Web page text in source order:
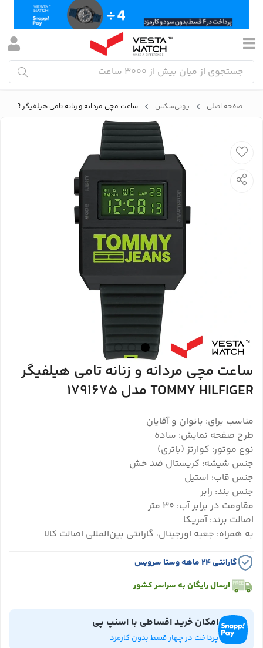
صفحه اصلی یونی‌سکس ساعت مچی مردانه و زنانه تامی هیلفیگر TOMMY HILFIGER مدل 1791675
ساعت مچی مردانه و زنانه تامی هیلفیگر
TOMMY HILFIGER مدل 1791675
مناسب برای: بانوان و آقایان
طرح صفحه نمایش: ساده
نوع موتور: کوارتز (باتری)
جنس شیشه: کریستال ضد خش
جنس قاب: استیل
جنس بند: رابر
مقاومت در برابر آب: 30 متر
اصالت برند: آمریکا
به همراه: جعبه اورجینال، گارانتی بین‌المللی اصالت کالا
گارانتی ۲۴ ماهه وستا سرویس
ارسال رایگان به سراسر کشور
امکان خرید اقساطی با اسنپ پی
پرداخت در چهار قسط بدون کارمزد